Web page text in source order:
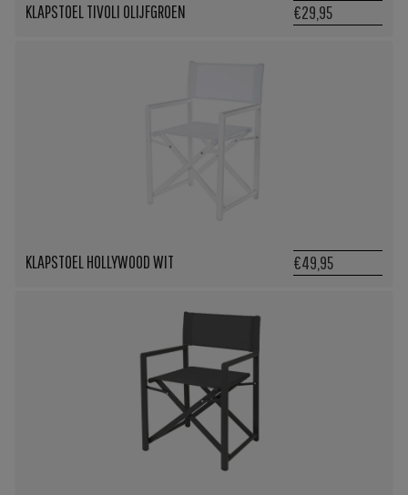
KLAPSTOEL TIVOLI OLIJFGROEN €29,95
KLAPSTOEL HOLLYWOOD WIT €49,95